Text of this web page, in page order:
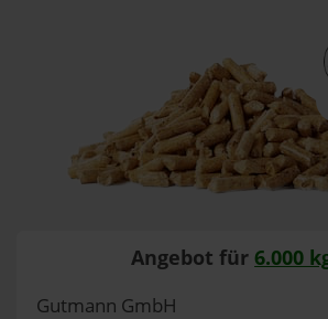
Angebot für 6.000
Gutmann GmbH